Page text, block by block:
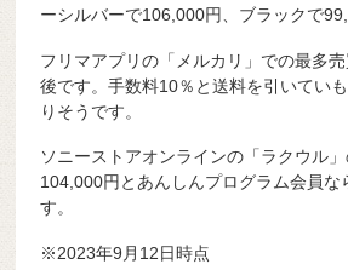
ーシルバーで106,000円、ブラックで
フリマアプリの「メルカリ」での最多
後です。手数料10％と送料を引いてい
りそうです。
ソニーストアオンラインの「ラクウル」
104,000円とあんしんプログラム会員な
す。
※2023年9月12日時点